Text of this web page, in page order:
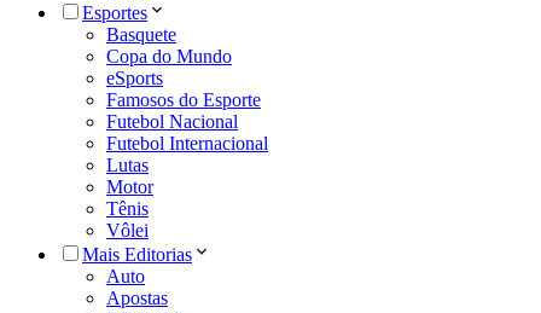
Esportes
Basquete
Copa do Mundo
eSports
Famosos do Esporte
Futebol Nacional
Futebol Internacional
Lutas
Motor
Tênis
Vôlei
Mais Editorias
Auto
Apostas